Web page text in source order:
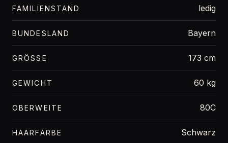
FAMILIENSTAND ledig
BUNDESLAND Bayern
GRÖSSE 173 cm
GEWICHT 60 kg
OBERWEITE 80C
HAARFARBE Schwarz